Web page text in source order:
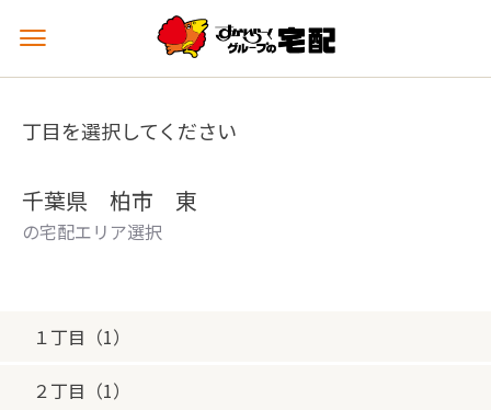
メ
ュ
を
丁目を選択してください
千葉県 柏市 東
の宅配エリア選択
１丁目（1）
２丁目（1）